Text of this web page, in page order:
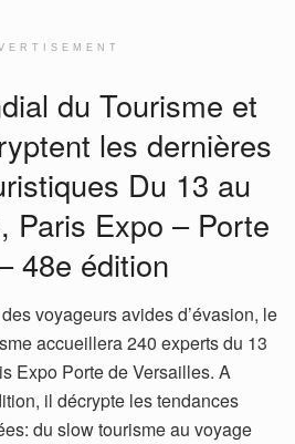
du Tourisme et
les dernières
Du 13 au
Paris Expo – Porte
48e édition
voyageurs avides d’évasion, le
accueillera 240 experts du 13
Expo Porte de Versailles. A
il décrypte les tendances
du slow tourisme au voyage